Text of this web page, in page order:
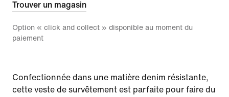
Trouver un magasin
Option « click and collect » disponible au moment du
paiement
Confectionnée dans une matière denim résistante,
cette veste de survêtement est parfaite pour faire du